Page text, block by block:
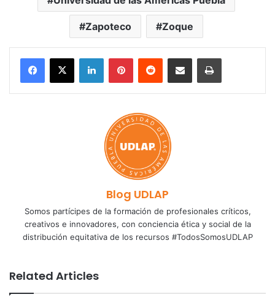
Zapoteco Zoque
LinkedInPinterestReddit Share via Email Print
Blog UDLAP
Somos partícipes de la formación de profesionales críticos,
creativos e innovadores, con conciencia ética y social de la
distribución equitativa de los recursos #TodosSomosUDLAP
Related Articles